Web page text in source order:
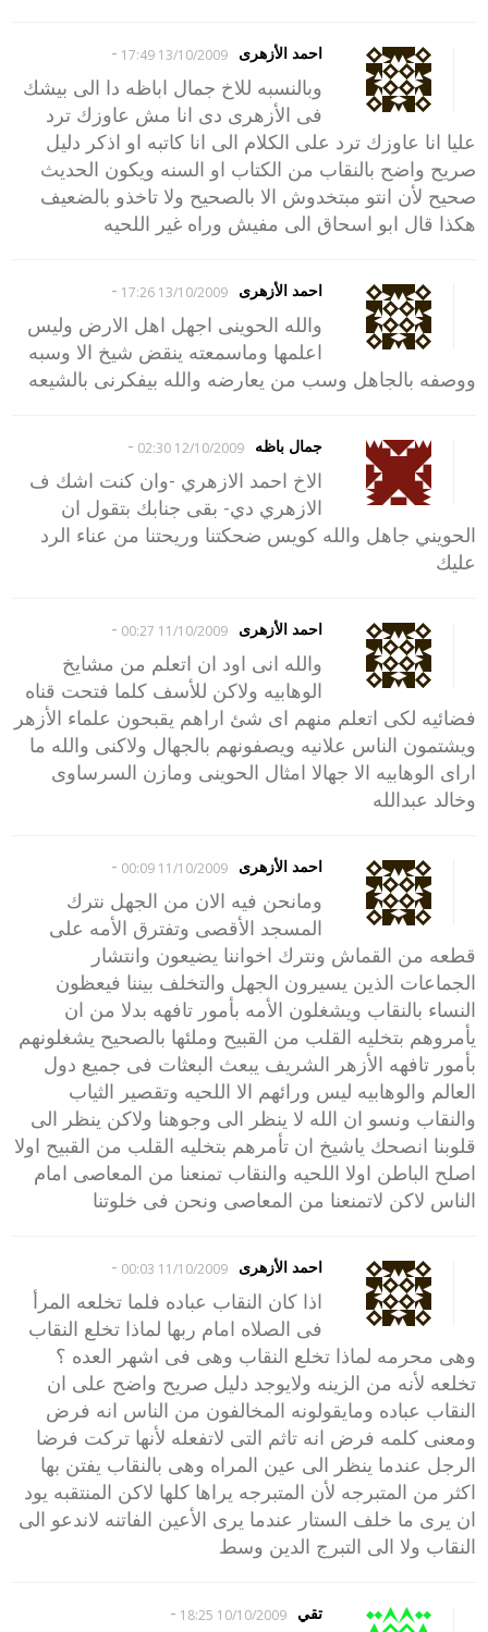
احمد الأزهرى 13/10/2009 17:49
-
وبالنسبه للاخ جمال اباظه دا الى بيشك
فى الأزهرى دى انا مش عاوزك ترد
عليا انا عاوزك ترد على الكلام الى انا كاتبه او اذكر دليل
صريح واضح بالنقاب من الكتاب او السنه ويكون الحديث
صحيح لأن انتو مبتخدوش الا بالصحيح ولا تاخذو بالضعيف
هكذا قال ابو اسحاق الى مفيش وراه غير اللحيه
احمد الأزهرى 13/10/2009 17:26
-
والله الحوينى اجهل اهل الارض وليس
اعلمها وماسمعته ينقض شيخ الا وسبه
ووصفه بالجاهل وسب من يعارضه والله بيفكرنى بالشيعه
جمال باظه 12/10/2009 02:30
-
الاخ احمد الازهري -وان كنت اشك ف
الازهري دي- بقى جنابك بتقول ان
الحويني جاهل والله كويس ضحكتنا وريحتنا من عناء الرد
عليك
احمد الأزهرى 11/10/2009 00:27
-
والله انى اود ان اتعلم من مشايخ
الوهابيه ولاكن للأسف كلما فتحت قناه
فضائيه لكى اتعلم منهم اى شئ اراهم يقبحون علماء الأزهر
ويشتمون الناس علانيه ويصفونهم بالجهال ولاكنى والله ما
اراى الوهابيه الا جهالا امثال الحوينى ومازن السرساوى
وخالد عبدالله
احمد الأزهرى 11/10/2009 00:09
-
ومانحن فيه الان من الجهل نترك
المسجد الأقصى وتفترق الأمه على
قطعه من القماش ونترك اخواننا يضيعون وانتشار
الجماعات الذين يسيرون الجهل والتخلف بيننا فيعظون
النساء بالنقاب ويشغلون الأمه بأمور تافهه بدلا من ان
يأمروهم بتخليه القلب من القبيح وملئها بالصحيح يشغلونهم
بأمور تافهه الأزهر الشريف يبعث البعثات فى جميع دول
العالم والوهابيه ليس ورائهم الا اللحيه وتقصير الثياب
والنقاب ونسو ان الله لا ينظر الى وجوهنا ولاكن ينظر الى
قلوبنا انصحك ياشيخ ان تأمرهم بتخليه القلب من القبيح اولا
اصلح الباطن اولا اللحيه والنقاب تمنعنا من المعاصى امام
الناس لاكن لاتمنعنا من المعاصى ونحن فى خلوتنا
احمد الأزهرى 11/10/2009 00:03
-
اذا كان النقاب عباده فلما تخلعه المرأ
فى الصلاه امام ربها لماذا تخلع النقاب
وهى محرمه لماذا تخلع النقاب وهى فى اشهر العده ؟
تخلعه لأنه من الزينه ولايوجد دليل صريح واضح على ان
النقاب عباده ومايقولونه المخالفون من الناس انه فرض
ومعنى كلمه فرض انه تاثم التى لاتفعله لأنها تركت فرضا
الرجل عندما ينظر الى عين المراه وهى بالنقاب يفتن بها
اكثر من المتبرجه لأن المتبرجه يراها كلها لاكن المنتقبه يود
ان يرى ما خلف الستار عندما يرى الأعين الفاتنه لاندعو الى
النقاب ولا الى التبرج الدين وسط
تقي 10/10/2009 18:25
-